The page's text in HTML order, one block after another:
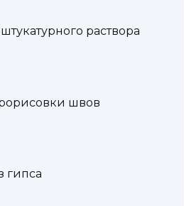
раствора
швов
гипса